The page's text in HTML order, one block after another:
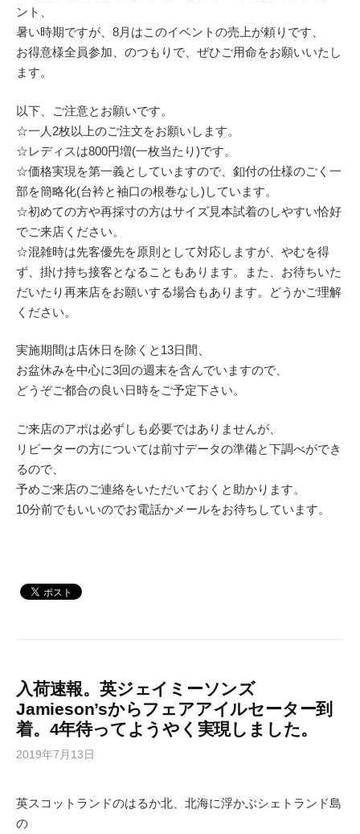
ント、
暑い時期ですが、8月はこのイベントの売上が頼りです、
お得意様全員参加、のつもりで、ぜひご用命をお願いいたし
ます。
以下、ご注意とお願いです。
☆一人2枚以上のご注文をお願いします。
☆レディスは800円増(一枚当たり)です。
☆価格実現を第一義としていますので、釦付の仕様のごく一
部を簡略化(台衿と袖口の根巻なし)しています。
☆初めての方や再採寸の方はサイズ見本試着のしやすい恰好
でご来店ください。
☆混雑時は先客優先を原則として対応しますが、やむを得
ず、掛け持ち接客となることもあります。また、お待ちいた
だいたり再来店をお願いする場合もあります。どうかご理解
ください。
実施期間は店休日を除くと13日間、
お盆休みを中心に3回の週末を含んでいますので、
どうぞご都合の良い日時をご予定下さい。
ご来店のアポは必ずしも必要ではありませんが、
リピーターの方については前寸データの準備と下調べができ
るので、
予めご来店のご連絡をいただいておくと助かります。
10分前でもいいのでお電話かメールをお待ちしています。
入荷速報。英ジェイミーソンズ
Jamieson’sからフェアアイルセーター到
着。4年待ってようやく実現しました。
2019年7月13日
英スコットランドのはるか北、北海に浮かぶシェトランド島
の